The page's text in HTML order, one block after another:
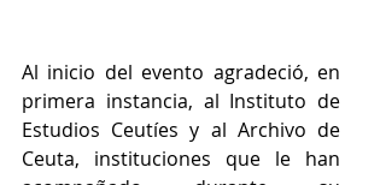
Al inicio del evento agradeció, en
primera instancia, al Instituto de
Estudios Ceutíes y al Archivo de
Ceuta, instituciones que le han